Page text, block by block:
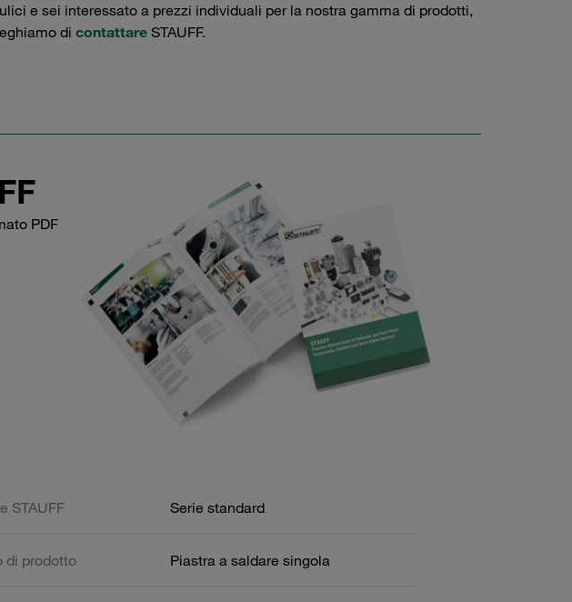
e sei interessato a prezzi individuali per la nostra gamma di prodotti,
di contattare STAUFF.
PDF
STAUFF Serie standard
di prodotto Piastra a saldare singola